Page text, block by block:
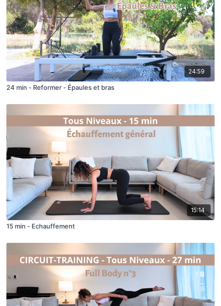
24:59
24 min - Reformer - Épaules et bras
15:14
15 min - Echauffement